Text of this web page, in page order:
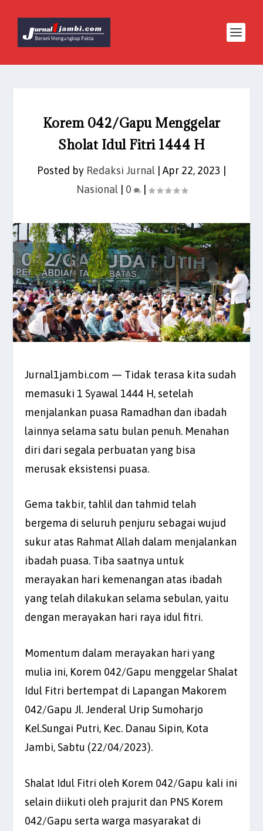
Korem 042/Gapu Menggelar
Sholat Idul Fitri 1444 H
Posted by Redaksi Jurnal Apr 22, 2023
Nasional| 0 |
Jurnal1jambi.com — Tidak terasa kita sudah
memasuki 1 Syawal 1444 H, setelah
menjalankan puasa Ramadhan dan ibadah
lainnya selama satu bulan penuh. Menahan
diri dari segala perbuatan yang bisa
merusak eksistensi puasa.
Gema takbir, tahlil dan tahmid telah
bergema di seluruh penjuru sebagai wujud
sukur atas Rahmat Allah dalam menjalankan
ibadah puasa. Tiba saatnya untuk
merayakan hari kemenangan atas ibadah
yang telah dilakukan selama sebulan, yaitu
dengan merayakan hari raya idul fitri.
Momentum dalam merayakan hari yang
mulia ini, Korem 042/Gapu menggelar Shalat
Idul Fitri bertempat di Lapangan Makorem
042/Gapu Jl. Jenderal Urip Sumoharjo
Kel.Sungai Putri, Kec. Danau Sipin, Kota
Jambi, Sabtu (22/04/2023).
Shalat Idul Fitri oleh Korem 042/Gapu kali ini
selain diikuti oleh prajurit dan PNS Korem
042/Gapu serta warga masyarakat di